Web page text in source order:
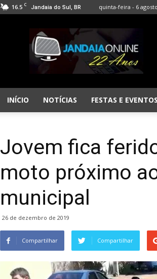
16.5 C Jandaia do Sul, BR quinta-feira - 6
Jandaia
Online
INÍCIO NOTÍCIAS FESTAS E EVENTOS
Jovem fica
moto próximo
municipal
26 de dezembro de 2019
Compartilhar Compartilhar